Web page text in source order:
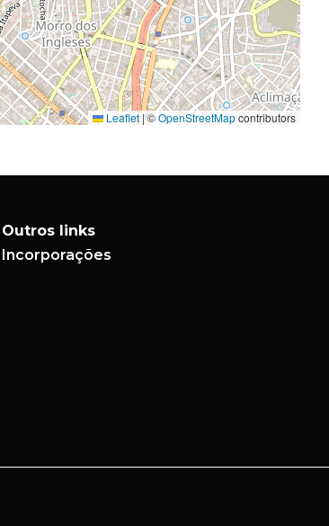
Leaflet |©OpenStreetMapcontributors
Outros links
Incorporações